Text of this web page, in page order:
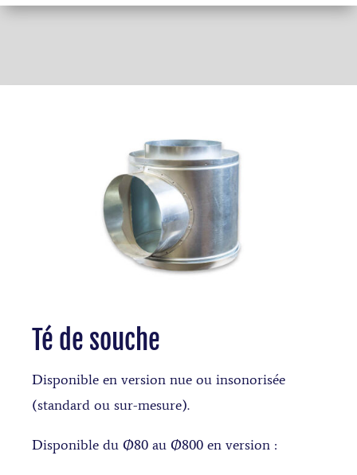
Té de souche
Disponible en version nue ou insonorisée
(standard ou sur-mesure).
Disponible du Ø80 au Ø800 en version :